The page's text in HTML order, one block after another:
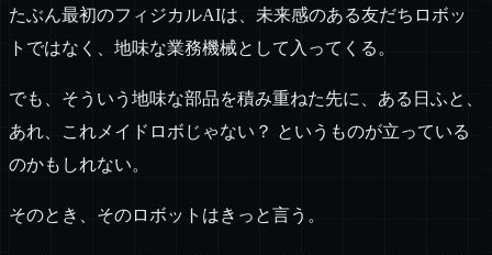
たぶん最初のフィジカルAIは、未来感のある友だちロボッ
トではなく、地味な業務機械として入ってくる。
でも、そういう地味な部品を積み重ねた先に、ある日ふと、
あれ、これメイドロボじゃない？ というものが立っている
のかもしれない。
そのとき、そのロボットはきっと言う。